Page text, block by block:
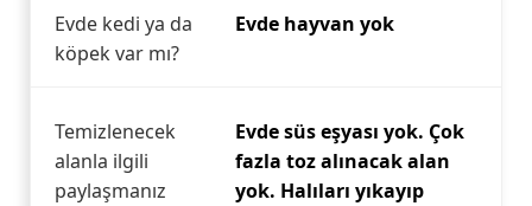
Evde kedi ya da
köpek var mı?
Evde hayvan yok
Temizlenecek
alanla ilgili
paylaşmanız
Evde süs eşyası yok. Çok
fazla toz alınacak alan
yok. Halıları yıkayıp